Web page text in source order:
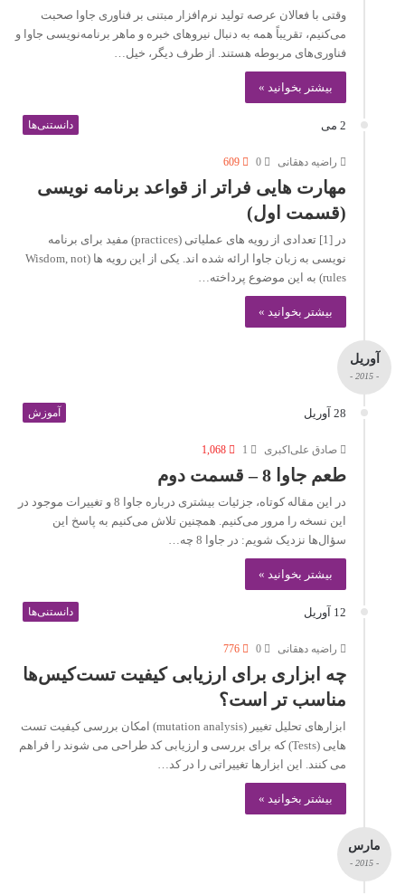
وقتی با فعالان عرصه تولید نرم‌افزار مبتنی بر فناوری‌‎ جاوا صحبت
می‌کنیم، تقریباً همه به دنبال نیروهای خبره و ماهر برنامه‌نویسی جاوا و
فناوری‌های مربوطه هستند. از طرف دیگر، خیل…
بیشتر بخوانید »
2 می دانستنی‌ها
راضیه دهقانی 0
609
مهارت هایی فراتر از قواعد برنامه نویسی
(قسمت اول)
در [1] تعدادی از رویه های عملیاتی (practices) مفید برای برنامه
نویسی به زبان جاوا ارائه شده اند. یکی از این رویه ها (Wisdom, not
rules) به این موضوع پرداخته…
بیشتر بخوانید »
آوریل
- 2015 -
28 آوریل آموزش
صادق علی‌اکبری 1
1,068
طعم جاوا 8 – قسمت دوم
در این مقاله کوتاه، جزئيات بیشتری درباره جاوا 8 و تغییرات موجود در
این نسخه را مرور می‌کنیم. همچنین تلاش می‌کنیم به پاسخ این
سؤال‌ها نزدیک شویم: در جاوا 8 چه…
بیشتر بخوانید »
12 آوریل دانستنی‌ها
راضیه دهقانی 0
776
چه ابزاری برای ارزیابی کیفیت تست‌کیس‌ها
مناسب تر است؟
ابزارهای تحلیل تغییر (mutation analysis) امکان بررسی کیفیت تست
هایی (Tests) که برای بررسی و ارزیابی کد طراحی می شوند را فراهم
می کنند. این ابزارها تغییراتی را در کد…
بیشتر بخوانید »
مارس
- 2015 -